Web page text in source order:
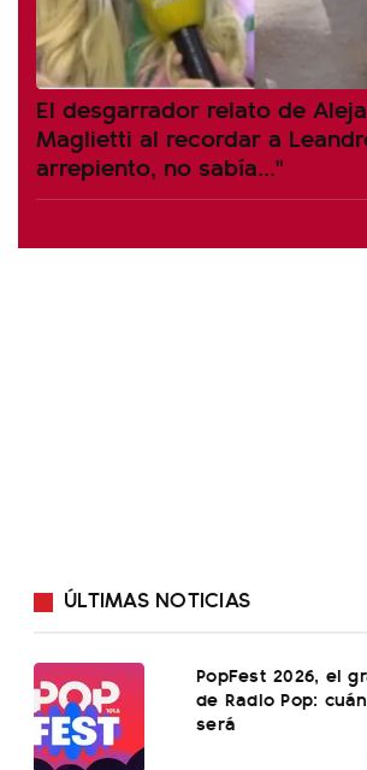
El desgarrador relato de
Maglietti al recordar a
arrepiento, no sabía..."
ÚLTIMAS NOTICIAS
PopFest 2026, el
de Radio Pop:
será